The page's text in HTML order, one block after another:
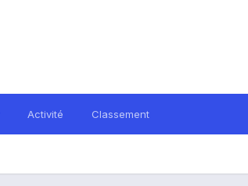
Activité Classement